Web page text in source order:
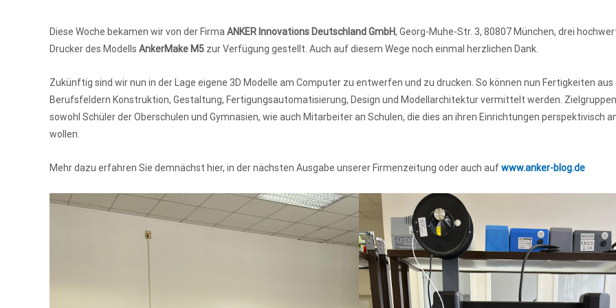
Diese Woche bekamen wir von der Firma ANKER Innovations Deutschland GmbH, Georg-Muhe-Str. 3, 80807 München, drei
Drucker des Modells AnkerMake M5 zur Verfügung gestellt. Auch auf diesem Wege noch einmal herzlichen Dank.
Zukünftig sind wir nun in der Lage eigene 3D Modelle am Computer zu entwerfen und zu drucken. So können nun Fertigkeiten aus
Berufsfeldern Konstruktion, Gestaltung, Fertigungsautomatisierung, Design und Modellarchitektur vermittelt werden.
sowohl Schüler der Oberschulen und Gymnasien, wie auch Mitarbeiter an Schulen, die dies an ihren Einrichtungen perspektivisch
wollen.
Mehr dazu erfahren Sie demnächst hier, in der nächsten Ausgabe unserer Firmenzeitung oder auch aufwww.anker-blog.de